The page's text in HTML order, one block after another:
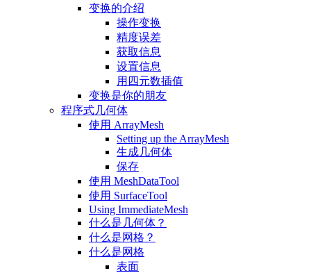
变换的介绍
操作变换
精度误差
获取信息
设置信息
用四元数插值
变换是你的朋友
程序式几何体
使用 ArrayMesh
Setting up the ArrayMesh
生成几何体
保存
使用 MeshDataTool
使用 SurfaceTool
Using ImmediateMesh
什么是几何体？
什么是网格？
什么是网格
表面